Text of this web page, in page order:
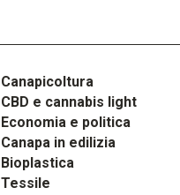
Canapicoltura
CBD e cannabis light
Economia e politica
Canapa in edilizia
Bioplastica
Tessile